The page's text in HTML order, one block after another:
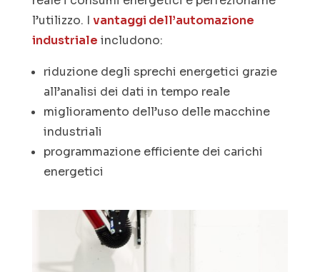
l’utilizzo. I vantaggi dell’automazione
industriale includono:
riduzione degli sprechi energetici grazie
all’analisi dei dati in tempo reale
miglioramento dell’uso delle macchine
industriali
programmazione efficiente dei carichi
energetici